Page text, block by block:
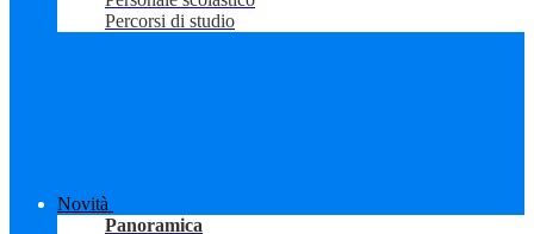
Percorsi di studio
Novità
Panoramica